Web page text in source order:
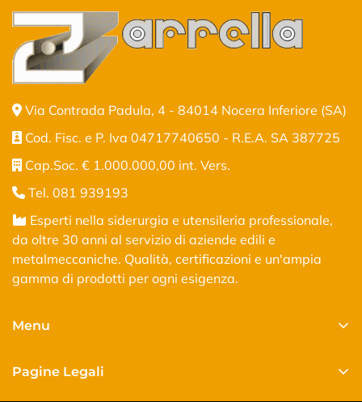
Via Contrada Padula, 4 - 84014 Nocera Inferiore (SA)
Cod. Fisc. e P. Iva 04717740650 - R.E.A. SA 387725
Cap.Soc. € 1.000.000,00 int. Vers.
Tel. 081 939193
Esperti nella siderurgia e utensileria professionale,
da oltre 30 anni al servizio di aziende edili e
metalmeccaniche. Qualità, certificazioni e un'ampia
gamma di prodotti per ogni esigenza.
Menu
Shop
Pagine Legali